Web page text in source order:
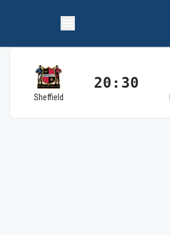
Sheffield
20:30